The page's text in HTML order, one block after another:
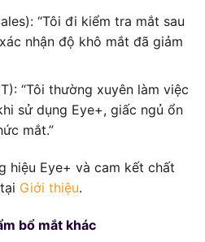
“Tôi đi kiểm tra mắt sau
nhận độ khô mắt đã giảm
“Tôi thường xuyên làm việc
sử dụng Eye+, giấc ngủ ổn
mắt.”
hiệu Eye+ và cam kết chất
Giới thiệu.
bổ mắt khác